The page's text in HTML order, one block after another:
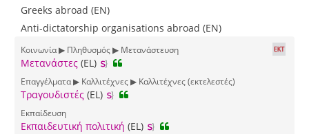
Greeks abroad (EN)
Anti-dictatorship organisations abroad (EN)
Κοινωνία ▶ Πληθυσμός ▶ Μετανάστευση
Μετανάστες (EL)
Επαγγέλματα ▶ Καλλιτέχνες ▶ Καλλιτέχνες (εκτελεστές)
Τραγουδιστές (EL)
Εκπαίδευση
Εκπαιδευτική πολιτική (EL)